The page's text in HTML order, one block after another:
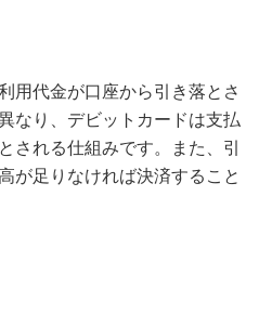
用代金が口座から引き落とさ
なり、デビットカードは支払
される仕組みです。また、引
が足りなければ決済すること